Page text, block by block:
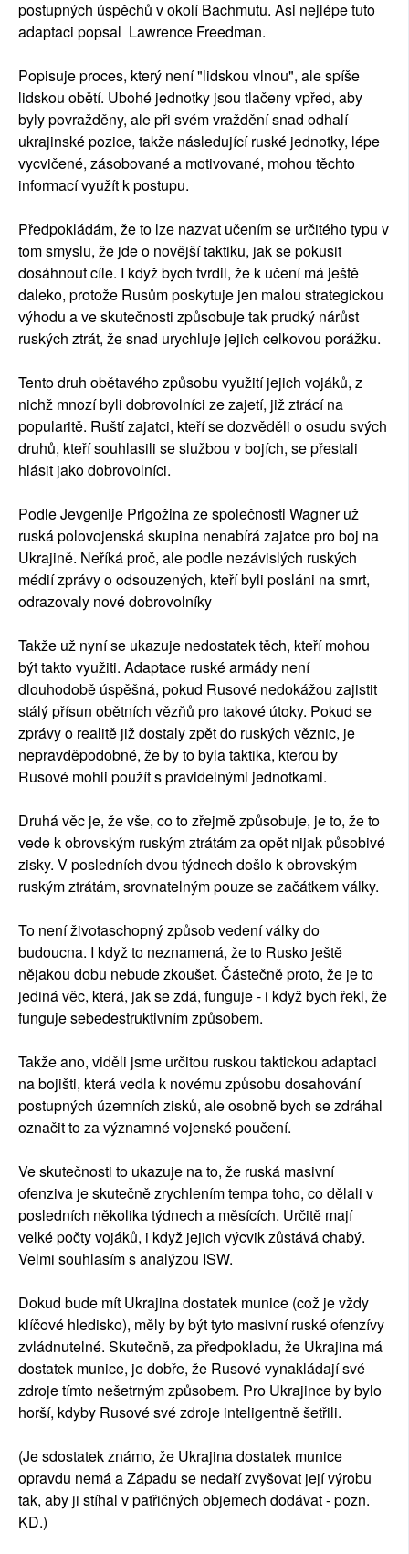
postupných úspěchů v okolí Bachmutu. Asi nejlépe tuto
adaptaci popsal Lawrence Freedman.
Popisuje proces, který není "lidskou vlnou", ale spíše
lidskou obětí. Ubohé jednotky jsou tlačeny vpřed, aby
byly povražděny, ale při svém vraždění snad odhalí
ukrajinské pozice, takže následující ruské jednotky, lépe
vycvičené, zásobované a motivované, mohou těchto
informací využít k postupu.
Předpokládám, že to lze nazvat učením se určitého typu v
tom smyslu, že jde o novější taktiku, jak se pokusit
dosáhnout cíle. I když bych tvrdil, že k učení má ještě
daleko, protože Rusům poskytuje jen malou strategickou
výhodu a ve skutečnosti způsobuje tak prudký nárůst
ruských ztrát, že snad urychluje jejich celkovou porážku.
Tento druh obětavého způsobu využití jejich vojáků, z
nichž mnozí byli dobrovolníci ze zajetí, již ztrácí na
popularitě. Ruští zajatci, kteří se dozvěděli o osudu svých
druhů, kteří souhlasili se službou v bojích, se přestali
hlásit jako dobrovolníci.
Podle Jevgenije Prigožina ze společnosti Wagner už
ruská polovojenská skupina nenabírá zajatce pro boj na
Ukrajině. Neříká proč, ale podle nezávislých ruských
médií zprávy o odsouzených, kteří byli posláni na smrt,
odrazovaly nové dobrovolníky
Takže už nyní se ukazuje nedostatek těch, kteří mohou
být takto využiti. Adaptace ruské armády není
dlouhodobě úspěšná, pokud Rusové nedokážou zajistit
stálý přísun obětních vězňů pro takové útoky. Pokud se
zprávy o realitě již dostaly zpět do ruských věznic, je
nepravděpodobné, že by to byla taktika, kterou by
Rusové mohli použít s pravidelnými jednotkami.
Druhá věc je, že vše, co to zřejmě způsobuje, je to, že to
vede k obrovským ruským ztrátám za opět nijak působivé
zisky. V posledních dvou týdnech došlo k obrovským
ruským ztrátám, srovnatelným pouze se začátkem války.
To není životaschopný způsob vedení války do
budoucna. I když to neznamená, že to Rusko ještě
nějakou dobu nebude zkoušet. Částečně proto, že je to
jediná věc, která, jak se zdá, funguje - i když bych řekl, že
funguje sebedestruktivním způsobem.
Takže ano, viděli jsme určitou ruskou taktickou adaptaci
na bojišti, která vedla k novému způsobu dosahování
postupných územních zisků, ale osobně bych se zdráhal
označit to za významné vojenské poučení.
Ve skutečnosti to ukazuje na to, že ruská masivní
ofenziva je skutečně zrychlením tempa toho, co dělali v
posledních několika týdnech a měsících. Určitě mají
velké počty vojáků, i když jejich výcvik zůstává chabý.
Velmi souhlasím s analýzou ISW.
Dokud bude mít Ukrajina dostatek munice (což je vždy
klíčové hledisko), měly by být tyto masivní ruské ofenzívy
zvládnutelné. Skutečně, za předpokladu, že Ukrajina má
dostatek munice, je dobře, že Rusové vynakládají své
zdroje tímto nešetrným způsobem. Pro Ukrajince by bylo
horší, kdyby Rusové své zdroje inteligentně šetřili.
(Je sdostatek známo, že Ukrajina dostatek munice
opravdu nemá a Západu se nedaří zvyšovat její výrobu
tak, aby ji stíhal v patřičných objemech dodávat - pozn.
KD.)